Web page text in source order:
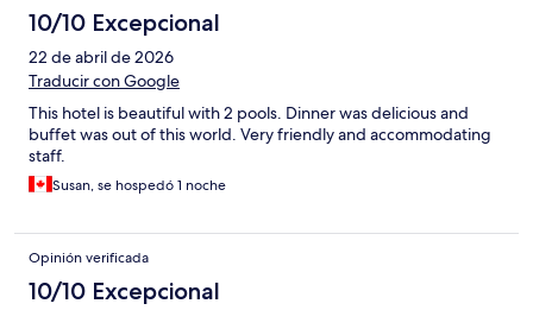
10/10 Excepcional
22 de abril de 2026
Traducir con Google
This hotel is beautiful with 2 pools. Dinner was delicious and
buffet was out of this world. Very friendly and accommodating
staff.
Susan, se hospedó 1 noche
Opinión verificada
10/10 Excepcional